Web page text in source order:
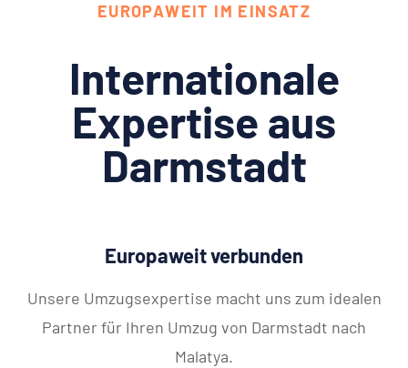
EUROPAWEIT IM EINSATZ
Internationale
Expertise aus
Darmstadt
Europaweit verbunden
Unsere Umzugsexpertise macht uns zum idealen
Partner für Ihren Umzug von Darmstadt nach
Malatya.